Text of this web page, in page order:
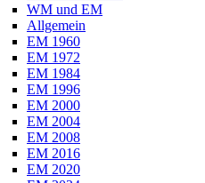
WM und EM
Allgemein
EM 1960
EM 1972
EM 1984
EM 1996
EM 2000
EM 2004
EM 2008
EM 2016
EM 2020